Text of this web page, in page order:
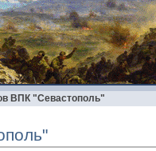
ВПК "Севастополь"